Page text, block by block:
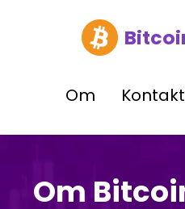
Om Kontakt
Om